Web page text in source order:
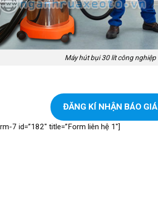
Máy hút bụi 30 lít công nghiệp
ĐĂNG KÍ NHẬN BÁO GIÁ
7 id=”182″ title=”Form liên hệ 1″]